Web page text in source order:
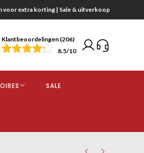
voor extra korting | Sale & uitverkoop
Klantbeoordelingen (206)
8.5/10
SALE